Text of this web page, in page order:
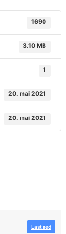
1690
3.10 MB
1
20. mai 2021
20. mai 2021
Last ned